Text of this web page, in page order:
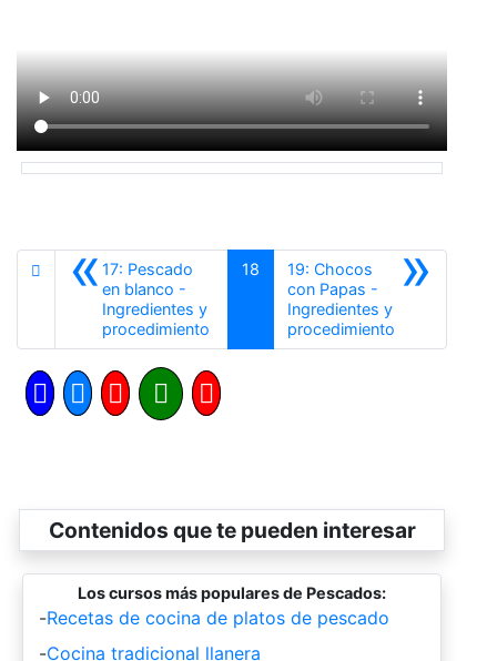
«17: Pescado
en blanco -
Ingredientes y
procedimiento
18 »
19: Chocos
con Papas -
Ingredientes y
procedimientoSiguiente
Contenidos que te pueden interesar
Los cursos más populares de Pescados:
-Recetas de cocina de platos de pescado
-Cocina tradicional llanera